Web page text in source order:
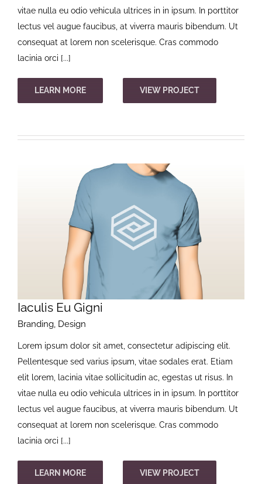
vitae nulla eu odio vehicula ultrices in in ipsum. In porttitor
lectus vel augue faucibus, at viverra mauris bibendum. Ut
consequat at lorem non scelerisque. Cras commodo
lacinia orci [...]
LEARN MORE VIEW PROJECT
Iaculis Eu Gigni
Branding, Design
Lorem ipsum dolor sit amet, consectetur adipiscing elit.
Pellentesque sed varius ipsum, vitae sodales erat. Etiam
elit lorem, lacinia vitae sollicitudin ac, egestas ut risus. In
vitae nulla eu odio vehicula ultrices in in ipsum. In porttitor
lectus vel augue faucibus, at viverra mauris bibendum. Ut
consequat at lorem non scelerisque. Cras commodo
lacinia orci [...]
LEARN MORE VIEW PROJECT